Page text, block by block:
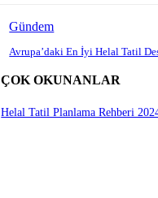
Gündem
Avrupa’daki En İyi Helal Tatil
ÇOK OKUNANLAR
Helal Tatil Planlama Rehberi